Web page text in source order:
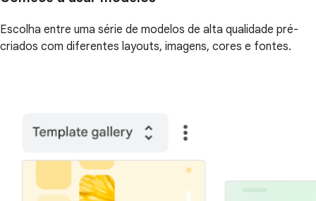
Escolha entre uma série de modelos de alta qualidade pré-
criados com diferentes layouts, imagens, cores e fontes.